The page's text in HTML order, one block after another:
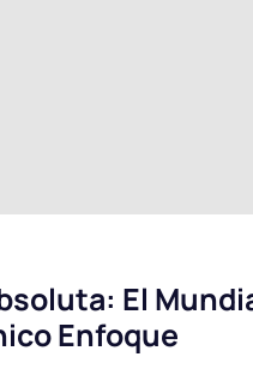
El
Enfoque